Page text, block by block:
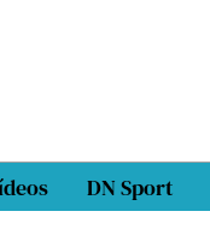
DN Sport